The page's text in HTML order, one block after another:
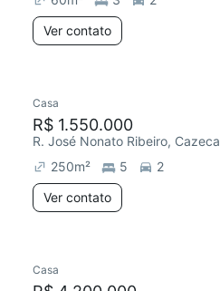
Ver contato
Casa
R$ 1.550.000
R. José Nonato Ribeiro, Cazeca
250m² 5
2
Ver contato
Casa